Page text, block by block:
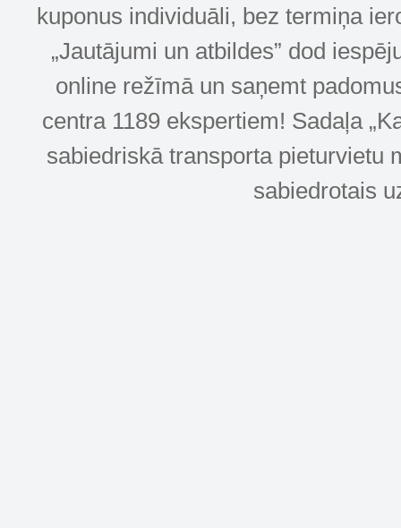
kuponus individuāli, bez termiņa
„Jautājumi un atbildes” dod
online režīmā un saņemt
centra 1189 ekspertiem! Sadaļa
sabiedriskā transporta pieturvietu
sabiedrotais